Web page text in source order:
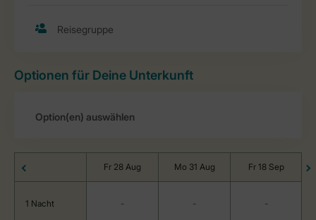
Optionen für Deine Unterkunft
Fr 28 Aug Mo 31 Aug Fr 18 Sep
1 Nacht - - -